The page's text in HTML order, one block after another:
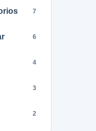
7
6
4
3
2